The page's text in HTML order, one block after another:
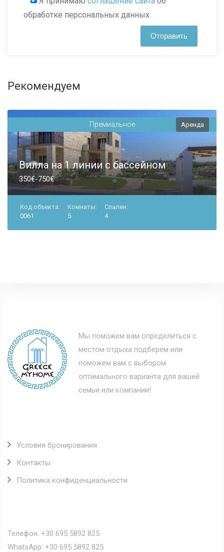
обработке персональных данных.
Рекомендуем
Премиальное Аренда
Вилла на 1 линии с бассейном
350€-750€
Код объекта:
0061
Комнаты:
5
Спален:
4
Мы поможем вам определиться с
местом отдыха подберем или
поможем вам с выбором
оптимального варианта для вашей
семьи или компании!
Условия бронирования
Контакты
Политика конфиденциальности
Телефон: +30 695 5892 825
WhatsApp: +30 695 5892 825